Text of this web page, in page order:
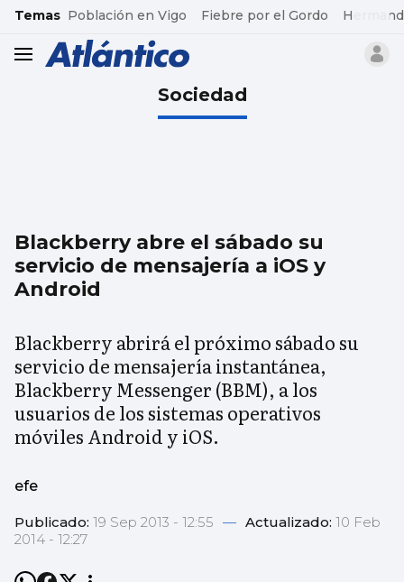
common.go-to-content
Temas Población en Vigo Fiebre por el Gordo
header.menu.open
Sociedad
Blackberry abre el sábado su
servicio de mensajería a iOS y
Android
Blackberry abrirá el próximo sábado su
servicio de mensajería instantánea,
Blackberry Messenger (BBM), a los
usuarios de los sistemas operativos
móviles Android y iOS.
efe
Publicado: 19 Sep 2013 - 12:55 — Actualizado: 10 Feb
2014 - 12:27